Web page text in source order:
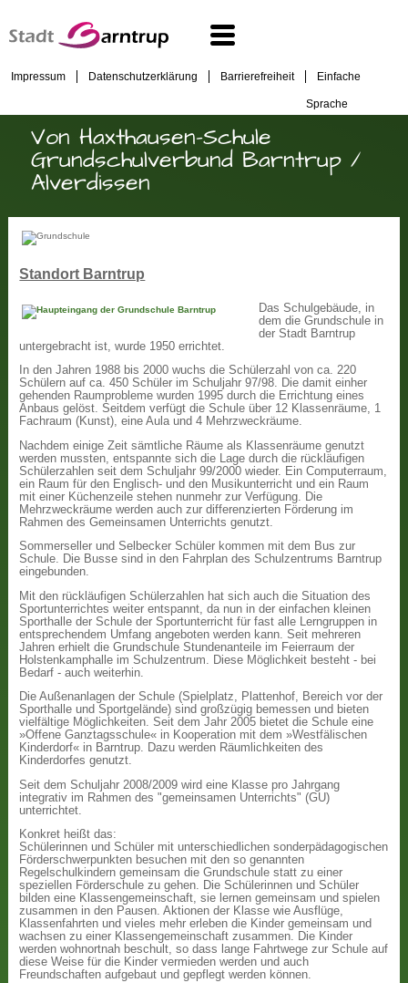
Impressum Datenschutzerklärung Barrierefreiheit Einfache
Sprache
Von Haxthausen-Schule
Grundschulverbund Barntrup /
Alverdissen
Standort Barntrup
Das Schulgebäude, in
dem die Grundschule in
der Stadt Barntrup
untergebracht ist, wurde 1950 errichtet.
In den Jahren 1988 bis 2000 wuchs die Schülerzahl von ca. 220
Schülern auf ca. 450 Schüler im Schuljahr 97/98. Die damit einher
gehenden Raumprobleme wurden 1995 durch die Errichtung eines
Anbaus gelöst. Seitdem verfügt die Schule über 12 Klassenräume, 1
Fachraum (Kunst), eine Aula und 4 Mehrzweckräume.
Nachdem einige Zeit sämtliche Räume als Klassenräume genutzt
werden mussten, entspannte sich die Lage durch die rückläufigen
Schülerzahlen seit dem Schuljahr 99/2000 wieder. Ein Computerraum,
ein Raum für den Englisch- und den Musikunterricht und ein Raum
mit einer Küchenzeile stehen nunmehr zur Verfügung. Die
Mehrzweckräume werden auch zur differenzierten Förderung im
Rahmen des Gemeinsamen Unterrichts genutzt.
Sommerseller und Selbecker Schüler kommen mit dem Bus zur
Schule. Die Busse sind in den Fahrplan des Schulzentrums Barntrup
eingebunden.
Mit den rückläufigen Schülerzahlen hat sich auch die Situation des
Sportunterrichtes weiter entspannt, da nun in der einfachen kleinen
Sporthalle der Schule der Sportunterricht für fast alle Lerngruppen in
entsprechendem Umfang angeboten werden kann. Seit mehreren
Jahren erhielt die Grundschule Stundenanteile im Feierraum der
Holstenkamphalle im Schulzentrum. Diese Möglichkeit besteht - bei
Bedarf - auch weiterhin.
Die Außenanlagen der Schule (Spielplatz, Plattenhof, Bereich vor der
Sporthalle und Sportgelände) sind großzügig bemessen und bieten
vielfältige Möglichkeiten. Seit dem Jahr 2005 bietet die Schule eine
»Offene Ganztagsschule« in Kooperation mit dem »Westfälischen
Kinderdorf« in Barntrup. Dazu werden Räumlichkeiten des
Kinderdorfes genutzt.
Seit dem Schuljahr 2008/2009 wird eine Klasse pro Jahrgang
integrativ im Rahmen des "gemeinsamen Unterrichts" (GU)
unterrichtet.
Konkret heißt das:
Schülerinnen und Schüler mit unterschiedlichen sonderpädagogischen
Förderschwerpunkten besuchen mit den so genannten
Regelschulkindern gemeinsam die Grundschule statt zu einer
speziellen Förderschule zu gehen. Die Schülerinnen und Schüler
bilden eine Klassengemeinschaft, sie lernen gemeinsam und spielen
zusammen in den Pausen. Aktionen der Klasse wie Ausflüge,
Klassenfahrten und vieles mehr erleben die Kinder gemeinsam und
wachsen zu einer Klassengemeinschaft zusammen. Die Kinder
werden wohnortnah beschult, so dass lange Fahrtwege zur Schule auf
diese Weise für die Kinder vermieden werden und auch
Freundschaften aufgebaut und gepflegt werden können.